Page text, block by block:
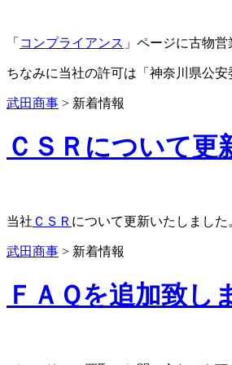
「 コンプライアンス 」ページに古物
ちなみに当社の許可は「神奈川県公
武田商事 > 新着情報
ＣＳＲについて更
当社 ＣＳＲ について更新いたしました
武田商事 > 新着情報
ＦＡＱを追加致し